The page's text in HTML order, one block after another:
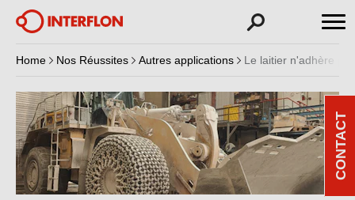
Home Nos Réussites Autres applications Le laitier n'adhère
CONTACT